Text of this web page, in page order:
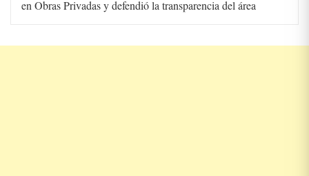
en Obras Privadas y defendió la transparencia del área